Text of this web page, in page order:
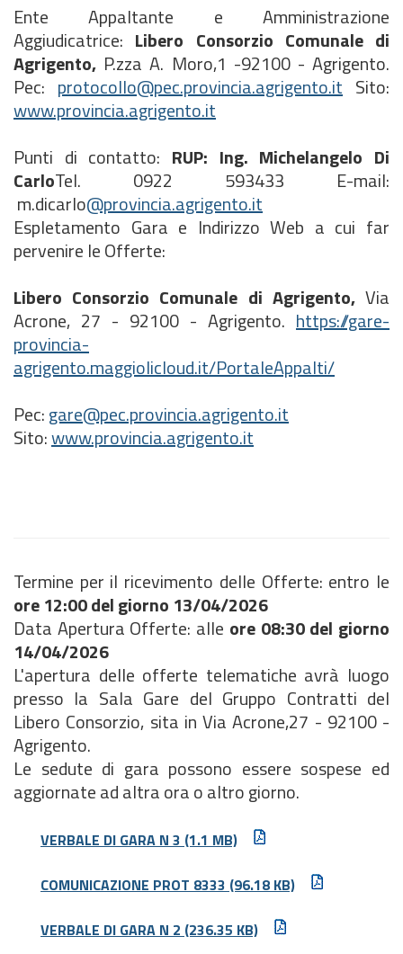
Ente Appaltante e Amministrazione
Aggiudicatrice: Libero Consorzio Comunale di
Agrigento, P.zza A. Moro,1 -92100 - Agrigento.
Pec: protocollo@pec.provincia.agrigento.it Sito:
www.provincia.agrigento.it
Punti di contatto: RUP: Ing. Michelangelo Di
CarloTel. 0922 593433 E-mail:
m.dicarlo@provincia.agrigento.it
Espletamento Gara e Indirizzo Web a cui far
pervenire le Offerte:
Libero Consorzio Comunale di Agrigento,Via
Acrone, 27 - 92100 - Agrigento. https://gare-
provincia-
agrigento.maggiolicloud.it/PortaleAppalti/
Pec:gare@pec.provincia.agrigento.it
Sito:www.provincia.agrigento.it
Termine per il ricevimento delle Offerte: entro le
ore 12:00 del giorno 13/04/2026
Data Apertura Offerte: alle ore 08:30 del giorno
14/04/2026
L'apertura delle offerte telematiche avrà luogo
presso la Sala Gare del Gruppo Contratti del
Libero Consorzio, sita in Via Acrone,27 - 92100 -
Agrigento.
Le sedute di gara possono essere sospese ed
aggiornate ad altra ora o altro giorno.
VERBALE DI GARA N 3 (1.1 MB)
COMUNICAZIONE PROT 8333 (96.18 KB)
VERBALE DI GARA N 2 (236.35 KB)